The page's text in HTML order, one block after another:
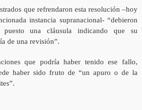
que refrendaron esta resolución –hoy
instancia supranacional- “debieron
una cláusula indicando que su
de una revisión”.
que podría haber tenido ese fallo,
haber sido fruto de “un apuro o de la